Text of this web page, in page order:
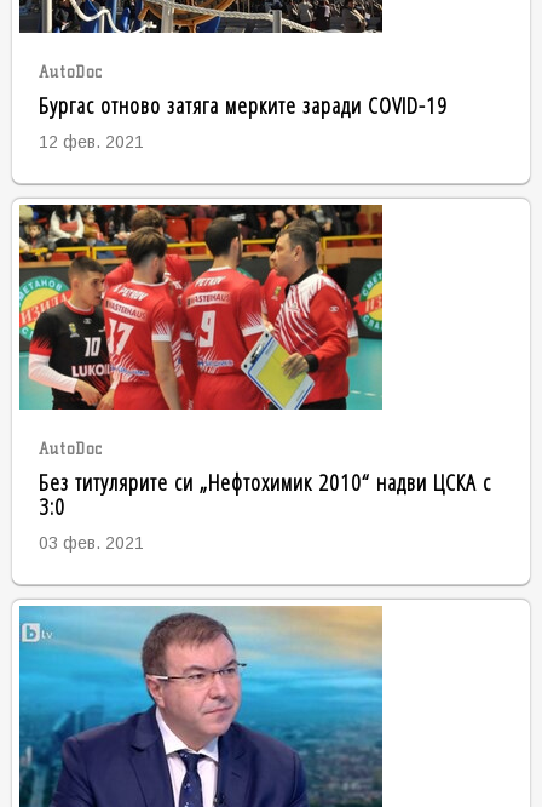
AutoDoc
Бургас отново затяга мерките заради COVID-19
12 фев. 2021
AutoDoc
Без титулярите си „Нефтохимик 2010“ надви ЦСКА с
3:0
03 фев. 2021